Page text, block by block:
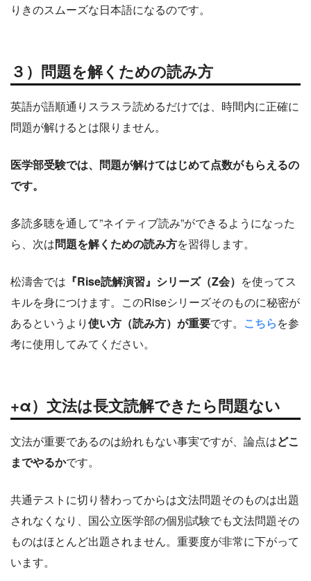
りきのスムーズな日本語になるのです。
３）問題を解くための読み方
英語が語順通りスラスラ読めるだけでは、時間内に正確に
問題が解けるとは限りません。
医学部受験では、問題が解けてはじめて点数がもらえるの
です。
多読多聴を通して”ネイティブ読み”ができるようになった
ら、次は問題を解くための読み方を習得します。
松濤舎では 『Rise読解演習』シリーズ（Z会） を使ってス
キルを身につけます。このRiseシリーズそのものに秘密が
あるというより使い方（読み方）が重要です。 こちらを参
考に使用してみてください。
+α）文法は長文読解できたら問題ない
文法が重要であるのは紛れもない事実ですが、論点はどこ
までやるかです。
共通テストに切り替わってからは文法問題そのものは出題
されなくなり、国公立医学部の個別試験でも文法問題その
ものはほとんど出題されません。重要度が非常に下がって
います。